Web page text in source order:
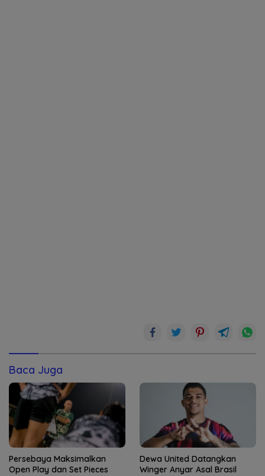
Baca Juga
Persebaya Maksimalkan
Open Play dan Set Pieces
Dewa United Datangkan
Winger Anyar Asal Brasil